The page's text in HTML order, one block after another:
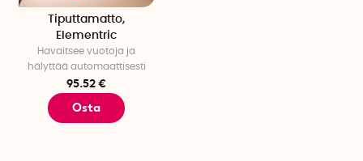
Maksimi Bluetooth RF-teho: 9 dBm
Viestintäprotokolla: CoAP, IEEE 802.11 b/g/n
Paristotyyppi: 2 x AAA-paristot
Syöttöjännite: 3 V
Akkukesto: Noin 4 vuotta
Käyttölämpötila: 5-60 °C
Lämpötilavaroitus: alle 10 °C
Tiputtamatto,
Elementric
Havaitsee vuotoja ja
hälyttää automaattisesti
95.52 €
Osta